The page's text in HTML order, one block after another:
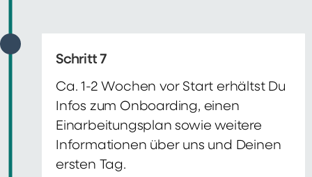
Schritt 7
Ca. 1-2 Wochen vor Start erhältst Du
Infos zum Onboarding, einen
Einarbeitungsplan sowie weitere
Informationen über uns und Deinen
ersten Tag.